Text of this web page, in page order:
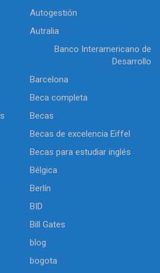
Autogestión
Autralia
Banco Interamericano de
Desarrollo
Barcelona
Beca completa
Becas
Becas de excelencia Eiffel
Becas para estudiar inglés
Bélgica
Berlín
BID
Bill Gates
blog
bogota